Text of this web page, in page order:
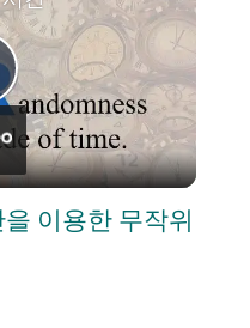
이용한 무작위